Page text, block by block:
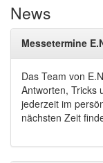
News
Messetermine
Das Team von
Antworten, Tricks
jederzeit im
nächsten Zeit